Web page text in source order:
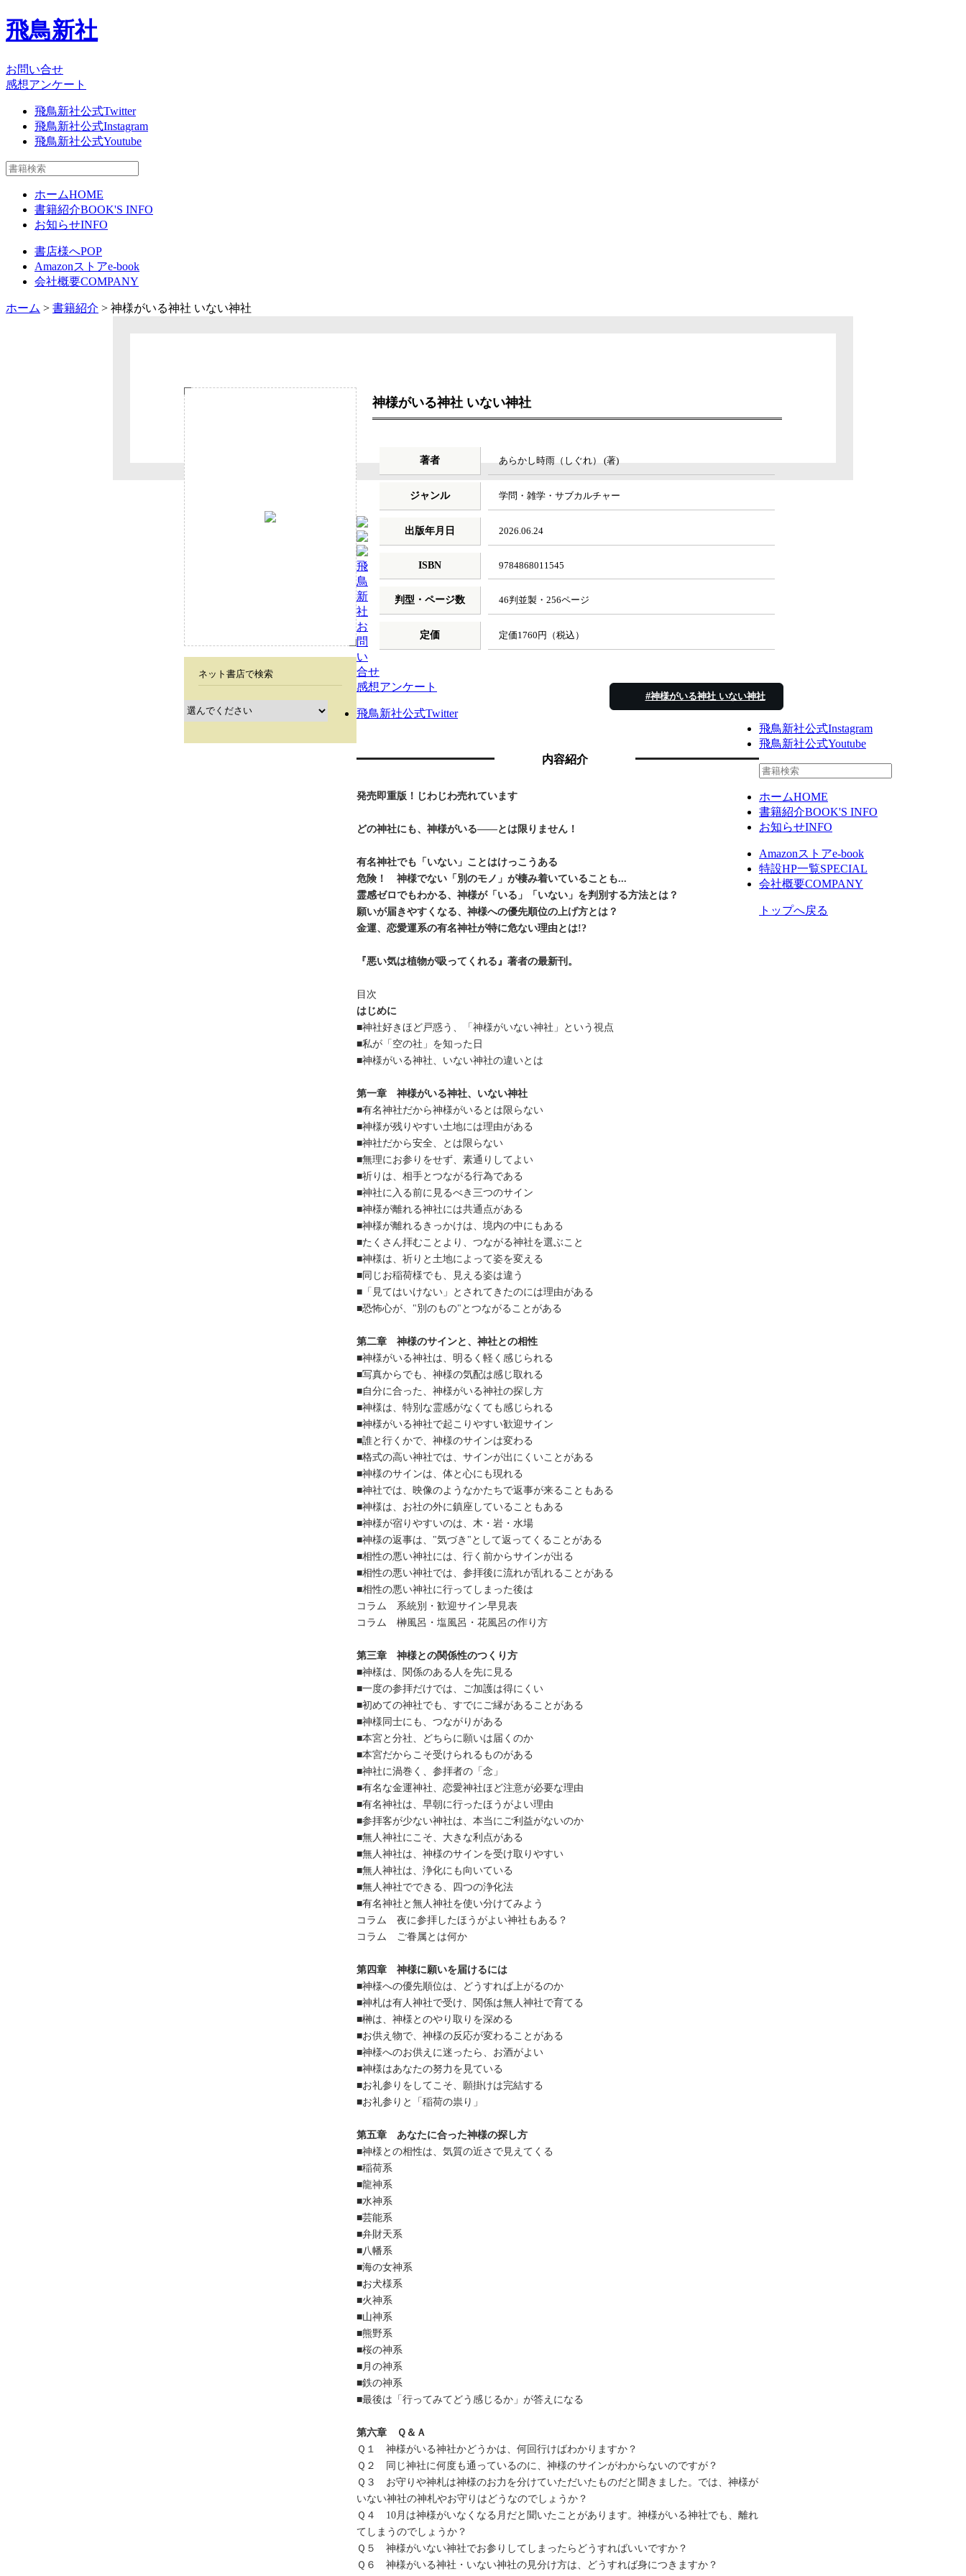
飛鳥新社
お問い合せ
感想アンケート
飛鳥新社公式Twitter
飛鳥新社公式Instagram
飛鳥新社公式Youtube
ホームHOME
書籍紹介BOOK'S INFO
お知らせINFO
書店様へPOP
Amazonストアe-book
会社概要COMPANY
ホーム > 書籍紹介 > 神様がいる神社 いない神社
神様がいる神社 いない神社
著者 あらかし時雨（しぐれ） (著)
ジャンル 学問・雑学・サブカルチャー
出版年月日 2026.06.24
ISBN 9784868011545
判型・ページ数 46判並製・256ページ
定価 定価1760円（税込）
ネット書店で検索
#神様がいる神社 いない神社
内容紹介
発売即重版！じわじわ売れています
どの神社にも、神様がいる――とは限りません！
有名神社でも「いない」ことはけっこうある
危険！ 神様でない「別のモノ」が棲み着いていることも...
霊感ゼロでもわかる、神様が「いる」「いない」を判別する方法とは？
願いが届きやすくなる、神様への優先順位の上げ方とは？
金運、恋愛運系の有名神社が特に危ない理由とは!?
『悪い気は植物が吸ってくれる』著者の最新刊。
目次
はじめに
■神社好きほど戸惑う、「神様がいない神社」という視点
■私が「空の社」を知った日
■神様がいる神社、いない神社の違いとは
第一章 神様がいる神社、いない神社
■有名神社だから神様がいるとは限らない
■神様が残りやすい土地には理由がある
■神社だから安全、とは限らない
■無理にお参りをせず、素通りしてよい
■祈りは、相手とつながる行為である
■神社に入る前に見るべき三つのサイン
■神様が離れる神社には共通点がある
■神様が離れるきっかけは、境内の中にもある
■たくさん拝むことより、つながる神社を選ぶこと
■神様は、祈りと土地によって姿を変える
■同じお稲荷様でも、見える姿は違う
■「見てはいけない」とされてきたのには理由がある
■恐怖心が、"別のもの"とつながることがある
第二章 神様のサインと、神社との相性
■神様がいる神社は、明るく軽く感じられる
■写真からでも、神様の気配は感じ取れる
■自分に合った、神様がいる神社の探し方
■神様は、特別な霊感がなくても感じられる
■神様がいる神社で起こりやすい歓迎サイン
■誰と行くかで、神様のサインは変わる
■格式の高い神社では、サインが出にくいことがある
■神様のサインは、体と心にも現れる
■神社では、映像のようなかたちで返事が来ることもある
■神様は、お社の外に鎮座していることもある
■神様が宿りやすいのは、木・岩・水場
■神様の返事は、"気づき"として返ってくることがある
■相性の悪い神社には、行く前からサインが出る
■相性の悪い神社では、参拝後に流れが乱れることがある
■相性の悪い神社に行ってしまった後は
コラム 系統別・歓迎サイン早見表
コラム 榊風呂・塩風呂・花風呂の作り方
第三章 神様との関係性のつくり方
■神様は、関係のある人を先に見る
■一度の参拝だけでは、ご加護は得にくい
■初めての神社でも、すでにご縁があることがある
■神様同士にも、つながりがある
■本宮と分社、どちらに願いは届くのか
■本宮だからこそ受けられるものがある
■神社に渦巻く、参拝者の「念」
■有名な金運神社、恋愛神社ほど注意が必要な理由
■有名神社は、早朝に行ったほうがよい理由
■参拝客が少ない神社は、本当にご利益がないのか
■無人神社にこそ、大きな利点がある
■無人神社は、神様のサインを受け取りやすい
■無人神社は、浄化にも向いている
■無人神社でできる、四つの浄化法
■有名神社と無人神社を使い分けてみよう
コラム 夜に参拝したほうがよい神社もある？
コラム ご眷属とは何か
第四章 神様に願いを届けるには
■神様への優先順位は、どうすれば上がるのか
■神札は有人神社で受け、関係は無人神社で育てる
■榊は、神様とのやり取りを深める
■お供え物で、神様の反応が変わることがある
■神様へのお供えに迷ったら、お酒がよい
■神様はあなたの努力を見ている
■お礼参りをしてこそ、願掛けは完結する
■お礼参りと「稲荷の祟り」
第五章 あなたに合った神様の探し方
■神様との相性は、気質の近さで見えてくる
■稲荷系
■龍神系
■水神系
■芸能系
■弁財天系
■八幡系
■海の女神系
■お犬様系
■火神系
■山神系
■熊野系
■桜の神系
■月の神系
■鉄の神系
■最後は「行ってみてどう感じるか」が答えになる
第六章 Ｑ＆Ａ
Ｑ１ 神様がいる神社かどうかは、何回行けばわかりますか？
Ｑ２ 同じ神社に何度も通っているのに、神様のサインがわからないのですが？
Ｑ３ お守りや神札は神様のお力を分けていただいたものだと聞きました。では、神様が
いない神社の神札やお守りはどうなのでしょうか？
Ｑ４ 10月は神様がいなくなる月だと聞いたことがあります。神様がいる神社でも、離れ
てしまうのでしょうか？
Ｑ５ 神様がいない神社でお参りしてしまったらどうすればいいですか？
Ｑ６ 神様がいる神社・いない神社の見分け方は、どうすれば身につきますか？
飛
鳥
新
社
お
問
い
合せ
感想アンケート
飛鳥新社公式Twitter
飛鳥新社公式Instagram
飛鳥新社公式Youtube
ホームHOME
書籍紹介BOOK'S INFO
お知らせINFO
Amazonストアe-book
特設HP一覧SPECIAL
会社概要COMPANY
トップへ戻る